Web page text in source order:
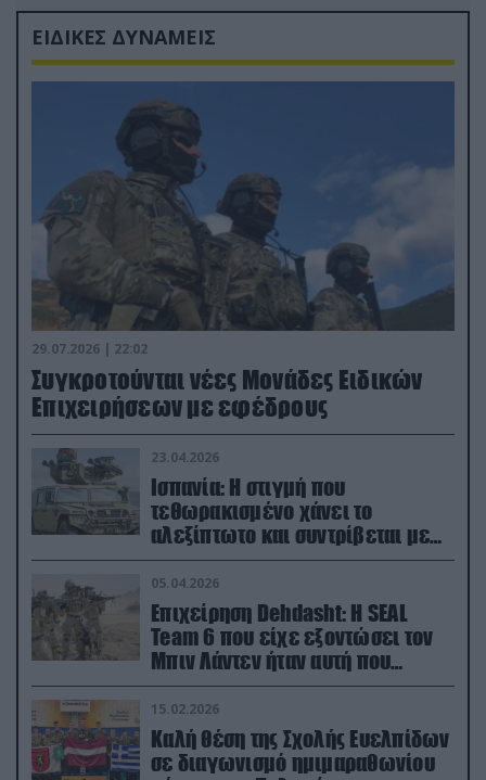
ΕΙΔΙΚΕΣ ΔΥΝΑΜΕΙΣ
29.07.2026 | 22:02
Συγκροτούνται νέες Μονάδες Ειδικών
Επιχειρήσεων με εφέδρους
23.04.2026
Ισπανία: Η στιγμή που
τεθωρακισμένο χάνει το
αλεξίπτωτο και συντρίβεται με
ορμή στο έδαφος (βίντεο)
05.04.2026
Επιχείρηση Dehdasht: Η SEAL
Team 6 που είχε εξοντώσει τον
Μπιν Λάντεν ήταν αυτή που
διέσωσε τον πιλότο του F-15
15.02.2026
Καλή θέση της Σχολής Ευελπίδων
σε διαγωνισμό ημιμαραθωνίου